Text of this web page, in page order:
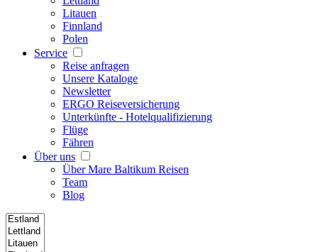
Litauen
Finnland
Polen
Service
Reise anfragen
Unsere Kataloge
Newsletter
ERGO Reiseversicherung
Unterkünfte - Hotelqualifizierung
Flüge
Fähren
Über uns
Über Mare Baltikum Reisen
Team
Blog